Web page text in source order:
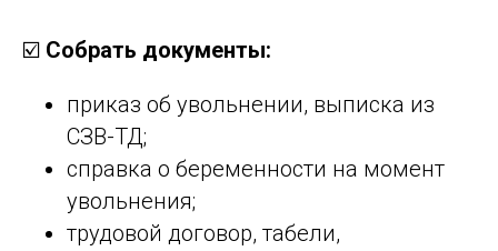
☑️ Собрать документы:
приказ об увольнении, выписка из
СЗВ-ТД;
справка о беременности на момент
увольнения;
трудовой договор, табели,